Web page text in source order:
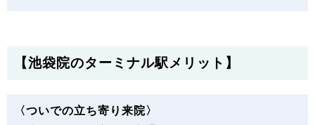
【池袋院のターミナル駅メリット】
〈ついでの立ち寄り来院〉